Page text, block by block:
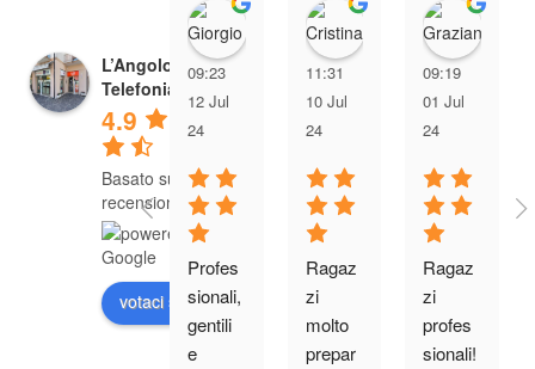
L’Angolo della
Telefonia
4.9
Basato su 285
recensioni
votaci su
Giorgio Giacomin
09:23
12 Jul
24
Profes
sionali,
gentili
e
Cristina Tre
11:31
10 Jul
24
Ragaz
zi
molto
prepar
09:19
01 Jul
24
Ragaz
zi
profes
sionali!